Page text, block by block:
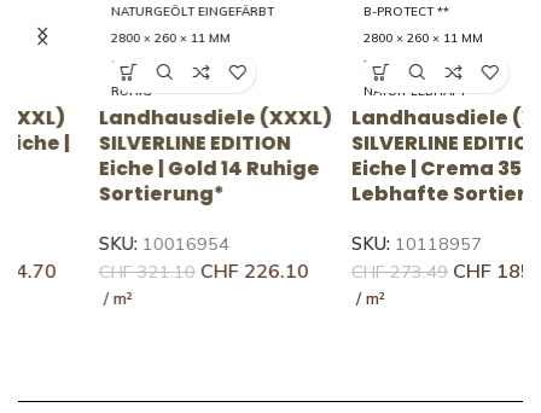
NATURGEÖLT EINGEFÄRBT
2800 × 260 × 11 MM
Landhausdiele (XXXL)
SILVERLINE EDITION
Eiche | Gold 14 Ruhige
Sortierung*
10016954
CHF
321.10 CHF226.10
B-PROTECT **
2800 × 260 × 11 MM
NATUR-LEBHAFT
Landhausdiele (XXXL)
SILVERLINE EDITION
Eiche | Crema 35
Lebhafte Sortierung
10118957
CHF
273.49 CHF185.78